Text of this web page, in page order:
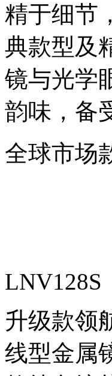
精于细节
典款型及
镜与光学
韵味，备
全球市场
LNV128S
升级款领
线型金属